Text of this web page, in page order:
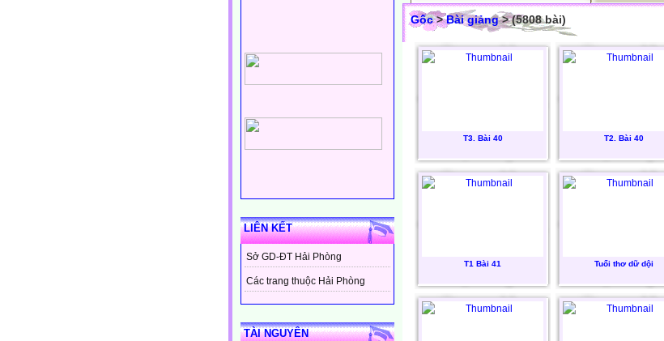
LIÊN KẾT
Sở GD-ĐT Hải Phòng
Các trang thuộc Hải Phòng
TÀI NGUYÊN
Gốc>Bài giảng> (5808 bài)
T3. Bài 40 T2. Bài 40
T1 Bài 41 Tuổi thơ dữ dội